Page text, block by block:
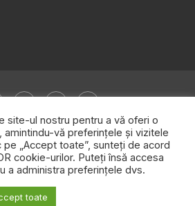
Politica de confidențialitate
Contact
site-ul nostru pentru a vă oferi o
amintindu-vă preferințele și vizitele
„Accept toate”, sunteți de acord
cookie-urilor. Puteți însă accesa
a administra preferințele dvs.
toate